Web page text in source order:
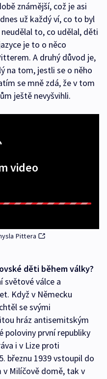
známější, což je asi
už každý ví, co to byl
to, co udělal, děti
je to o něco
A druhý důvod je,
na tom, jestli se o něho
se mně zdá, že v tom
ještě nevyšvihli.
video
Pittera
děti během války?
světové válce a
Když v Německu
se svými
hráz antisemitským
poloviny první republiky
i v Lize proti
březnu 1939 vstoupil do
Milíčově domě, tak v